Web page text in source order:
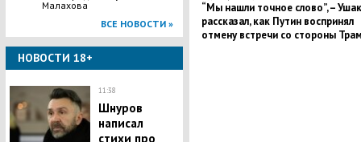
Малахова
ВСЕ НОВОСТИ »
НОВОСТИ 18+
11:38
Шнуров
написал
стихи про
“Мы нашли точное слово”, –
рассказал, как Путин воспринял
отмену встречи со стороны